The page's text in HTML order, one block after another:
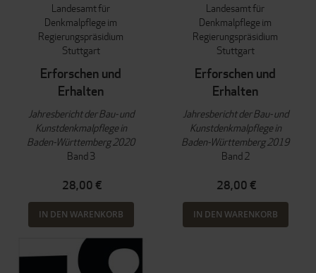
Landesamt für
Denkmalpflege im
Regierungspräsidium
Stuttgart
Erforschen und
Erhalten
Jahresbericht der Bau- und
Kunstdenkmalpflege in
Baden-Württemberg 2020
Band 3
28,00 €
IN DEN WARENKORB
Landesamt für
Denkmalpflege im
Regierungspräsidium
Stuttgart
Erforschen und
Erhalten
Jahresbericht der Bau- und
Kunstdenkmalpflege in
Baden-Württemberg 2019
Band 2
28,00 €
IN DEN WARENKORB